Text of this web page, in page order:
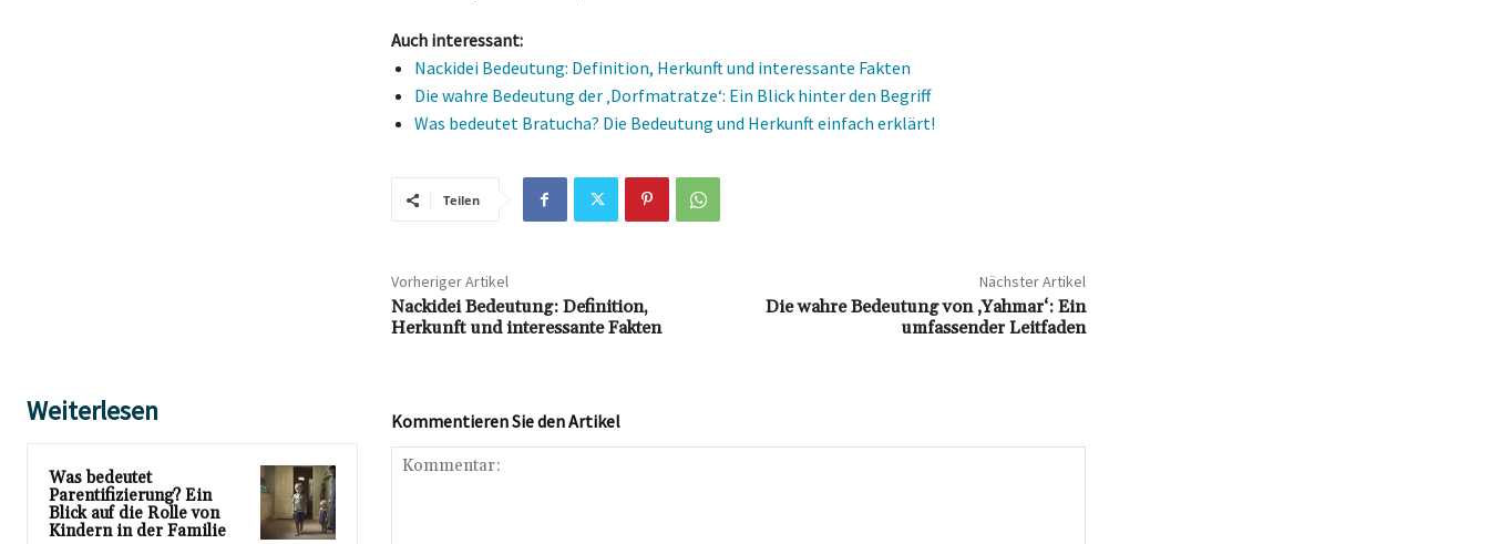
Auch interessant:
Nackidei Bedeutung: Definition, Herkunft und interessante Fakten
Die wahre Bedeutung der ‚Dorfmatratze‘: Ein Blick hinter den Begriff
Was bedeutet Bratucha? Die Bedeutung und Herkunft einfach erklärt!
Teilen
Vorheriger Artikel
Nackidei Bedeutung: Definition,
Herkunft und interessante Fakten
Nächster Artikel
Die wahre Bedeutung von ‚Yahmar‘: Ein
umfassender Leitfaden
Weiterlesen
Was bedeutet
Parentifizierung? Ein
Blick auf die Rolle von
Kindern in der Familie
Kommentieren Sie den Artikel